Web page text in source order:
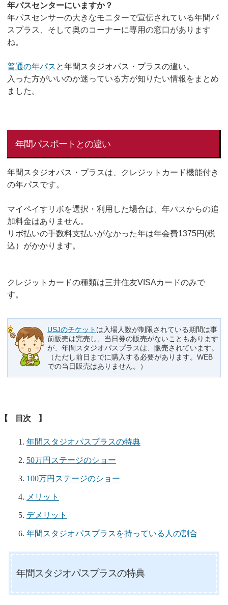
年パスセンターにいますか？
年パスセンサーの大きなモニターで宣伝されている年間パ
スプラス、そして奥のコーナーに専用の窓口があります
ね。
普通の年パス と年間スタジオパス・プラスの違い。
入った方がいいのか迷っている方が知りたい情報をまとめ
ました。
年間パスポートとの違い
年間スタジオパス・プラスは、クレジットカード機能付き
の年パスです。
マイペイすリボを選択・利用した場合は、年パスからの追
加料金はありません。
リボ払いの手数料支払いがなかった年は年会費1375円(税
込）がかかります。
クレジットカードの種類は三井住友VISAカードのみで
す。
USJのチケット は入場人数が制限されている期間は事
前販売は完売し、当日券の販売がないこともあります
が、年間スタジオパスプラスは、販売されています。
（ただし前日までに購入する必要があります。WEB
での当日販売はありません。）
【 目次 】
年間スタジオパスプラスの特典
50万円ステージのショー
100万円ステージのショー
メリット
デメリット
年間スタジオパスプラスを持っている人の割合
年間スタジオパスプラスの特典